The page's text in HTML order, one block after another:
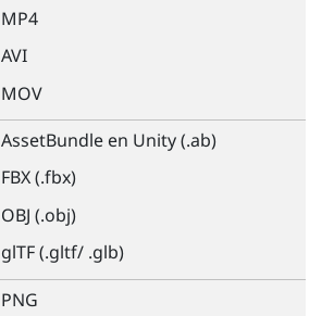
MP4
AVI
MOV
AssetBundle en Unity (.ab)
FBX (.fbx)
OBJ (.obj)
glTF (.gltf/ .glb)
PNG